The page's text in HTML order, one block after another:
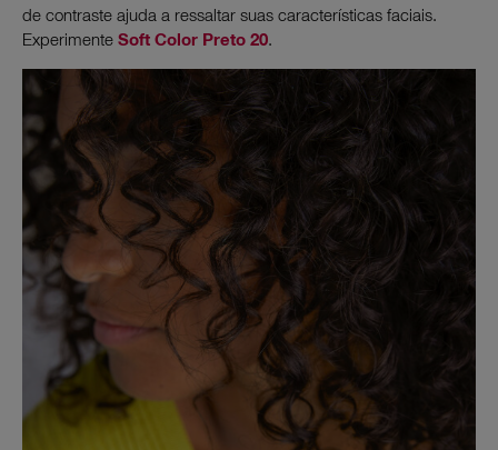
de contraste ajuda a ressaltar suas características faciais.
Experimente Soft Color Preto 20.